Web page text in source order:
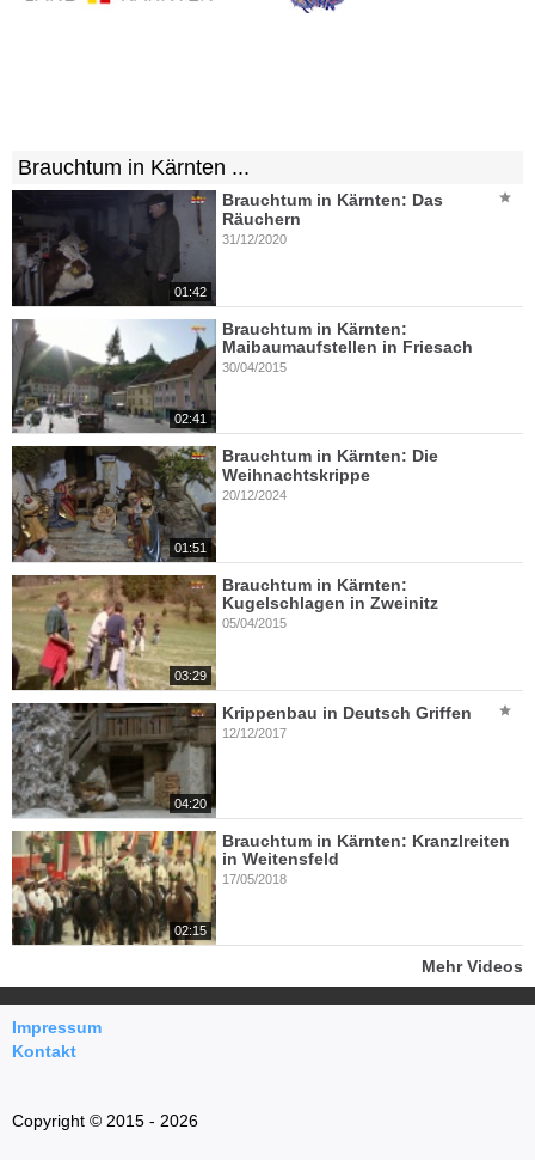
Brauchtum in Kärnten ...
01:42
Brauchtum in Kärnten: Das
Räuchern
31/12/2020
02:41
Brauchtum in Kärnten:
Maibaumaufstellen in Friesach
30/04/2015
01:51
Brauchtum in Kärnten: Die
Weihnachtskrippe
20/12/2024
03:29
Brauchtum in Kärnten:
Kugelschlagen in Zweinitz
05/04/2015
04:20
Krippenbau in Deutsch Griffen
12/12/2017
02:15
Brauchtum in Kärnten: Kranzlreiten
in Weitensfeld
17/05/2018
Mehr Videos
Impressum
Kontakt
Copyright © 2015 - 2026